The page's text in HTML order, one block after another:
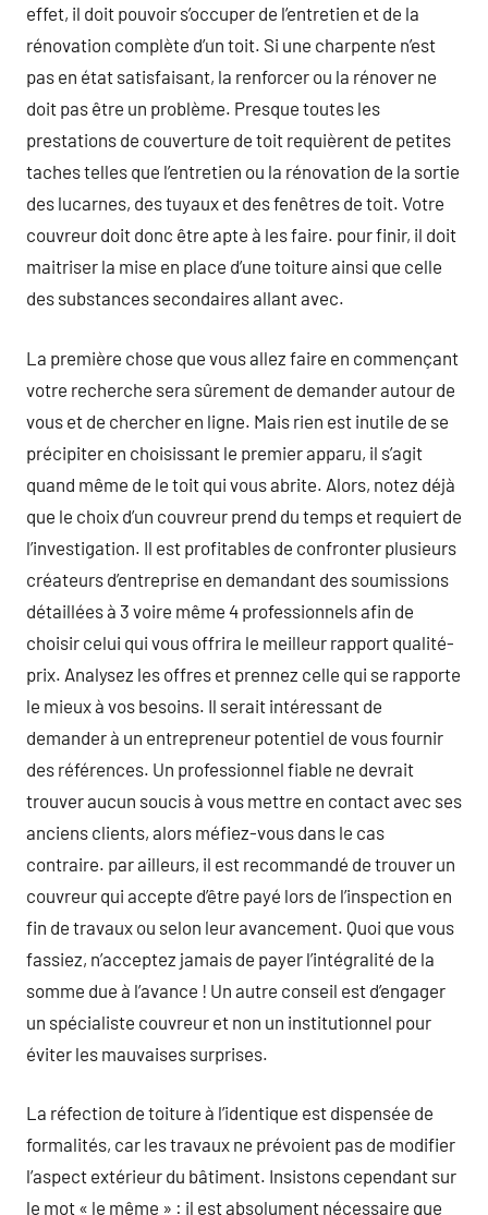
effet, il doit pouvoir s’occuper de l’entretien et de la
rénovation complète d’un toit. Si une charpente n’est
pas en état satisfaisant, la renforcer ou la rénover ne
doit pas être un problème. Presque toutes les
prestations de couverture de toit requièrent de petites
taches telles que l’entretien ou la rénovation de la sortie
des lucarnes, des tuyaux et des fenêtres de toit. Votre
couvreur doit donc être apte à les faire. pour finir, il doit
maitriser la mise en place d’une toiture ainsi que celle
des substances secondaires allant avec.
La première chose que vous allez faire en commençant
votre recherche sera sûrement de demander autour de
vous et de chercher en ligne. Mais rien est inutile de se
précipiter en choisissant le premier apparu, il s’agit
quand même de le toit qui vous abrite. Alors, notez déjà
que le choix d’un couvreur prend du temps et requiert de
l’investigation. Il est profitables de confronter plusieurs
créateurs d’entreprise en demandant des soumissions
détaillées à 3 voire même 4 professionnels afin de
choisir celui qui vous offrira le meilleur rapport qualité-
prix. Analysez les offres et prennez celle qui se rapporte
le mieux à vos besoins. Il serait intéressant de
demander à un entrepreneur potentiel de vous fournir
des références. Un professionnel fiable ne devrait
trouver aucun soucis à vous mettre en contact avec ses
anciens clients, alors méfiez-vous dans le cas
contraire. par ailleurs, il est recommandé de trouver un
couvreur qui accepte d’être payé lors de l’inspection en
fin de travaux ou selon leur avancement. Quoi que vous
fassiez, n’acceptez jamais de payer l’intégralité de la
somme due à l’avance ! Un autre conseil est d’engager
un spécialiste couvreur et non un institutionnel pour
éviter les mauvaises surprises.
La réfection de toiture à l’identique est dispensée de
formalités, car les travaux ne prévoient pas de modifier
l’aspect extérieur du bâtiment. Insistons cependant sur
le mot « le même » : il est absolument nécessaire que